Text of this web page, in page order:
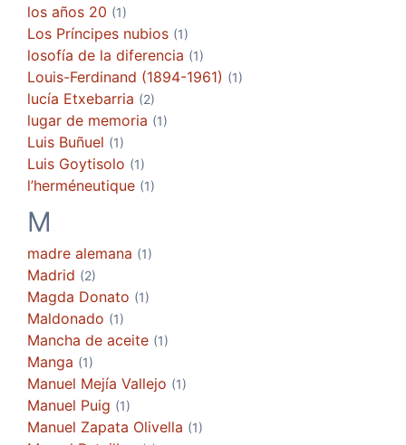
los años 20 (1)
Los Príncipes nubios (1)
losofía de la diferencia (1)
Louis-Ferdinand (1894-1961) (1)
lucía Etxebarria (2)
lugar de memoria (1)
Luis Buñuel (1)
Luis Goytisolo (1)
l’herméneutique (1)
M
madre alemana (1)
Madrid (2)
Magda Donato (1)
Maldonado (1)
Mancha de aceite (1)
Manga (1)
Manuel Mejía Vallejo (1)
Manuel Puig (1)
Manuel Zapata Olivella (1)